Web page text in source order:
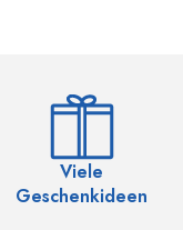
Viele
Geschenkideen